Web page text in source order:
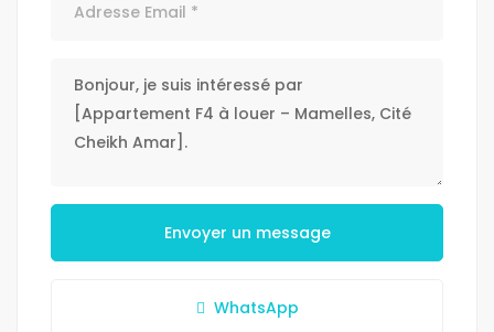
Envoyer un message
WhatsApp